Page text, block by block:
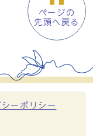
ページの
先頭へ戻る
ーポリシー